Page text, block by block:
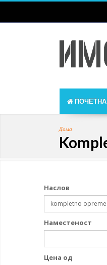
ПОЧЕТНА
Дома
Наслов
Наместеност
Цена од